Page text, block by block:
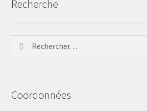
Recherche
Coordonnées